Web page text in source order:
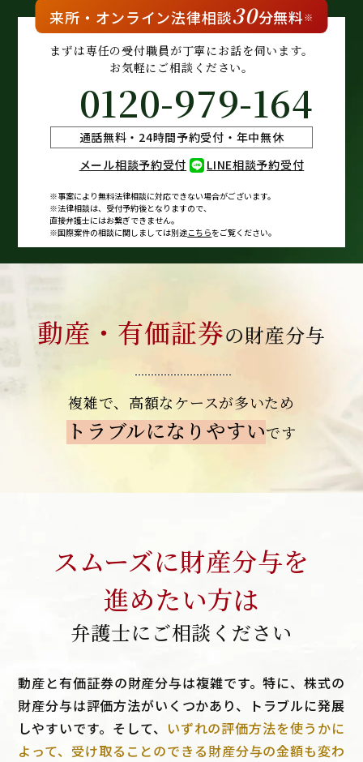
来所・ オンライン法律相談30分無料※
まずは専任の受付職員が丁寧にお話を伺います。
お気軽にご相談ください。
0120-979-164
通話無料・24時間予約受付・年中無休
メール相談予約受付
LINE相談予約受付
※事案により無料法律相談に対応できない場合がございます。
※法律相談は、受付予約後となりますので、
直接弁護士にはお繋ぎできません。
※国際案件の相談に関しましては別途こちらをご覧ください。
動産・有価証券の財産分与
複雑で、高額なケースが多いため
トラブルになりやすいです
スムーズに財産分与を
進めたい方は
弁護士にご相談ください
動産と有価証券の財産分与は複雑です。特に、株式の
財産分与は評価方法がいくつかあり、トラブルに発展
しやすいです。そして、 いずれの評価方法を使うかに
よって、受け取ることのできる財産分与の金額も変わ